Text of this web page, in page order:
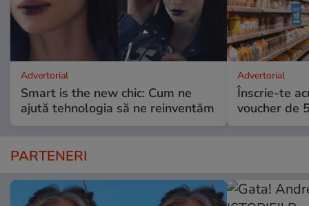
Advertorial
Smart is the new chic: Cum ne
ajută tehnologia să ne reinventăm
Advertorial
Înscrie-te
voucher de
PARTENERI